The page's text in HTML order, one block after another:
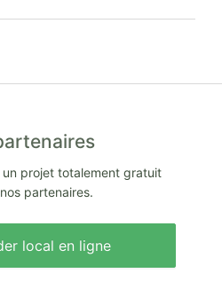
un projet totalement gratuit
partenaires.
local en ligne